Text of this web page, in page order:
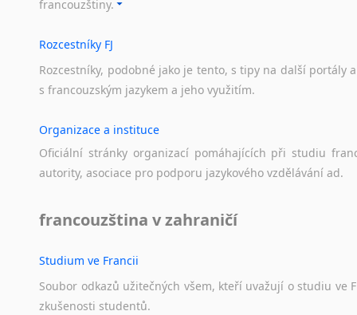
francouzštiny.
Rozcestníky FJ
Rozcestníky, podobné jako je tento, s tipy na další portály a
s francouzským jazykem a jeho využitím.
Organizace a instituce
Oficiální stránky organizací pomáhajících při studiu
autority, asociace pro podporu jazykového vzdělávání ad.
francouzština v zahraničí
Studium ve Francii
Soubor odkazů užitečných všem, kteří uvažují o studiu ve
zkušenosti studentů.